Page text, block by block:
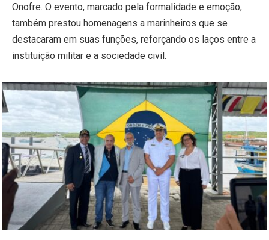
Onofre. O evento, marcado pela formalidade e emoção,
também prestou homenagens a marinheiros que se
destacaram em suas funções, reforçando os laços entre a
instituição militar e a sociedade civil.